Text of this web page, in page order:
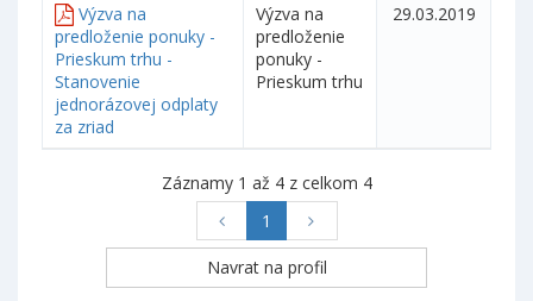
Výzva na
predloženie ponuky -
Prieskum trhu -
Stanovenie
jednorázovej odplaty
za zriad
Výzva na
predloženie
ponuky -
Prieskum trhu
29.03.2019
Záznamy 1 až 4 z celkom 4
1